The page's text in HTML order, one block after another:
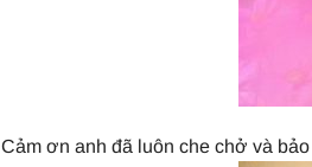
Cảm ơn anh đã luôn che chở và